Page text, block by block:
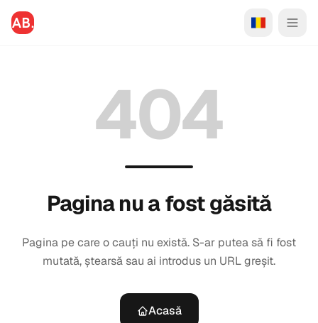
404
Pagina nu a fost găsită
Pagina pe care o cauți nu există. S-ar putea să fi fost
mutată, ștearsă sau ai introdus un URL greșit.
Acasă